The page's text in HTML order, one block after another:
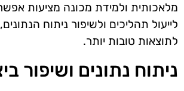
מלאכותית ולמידת מכונה מציעות
לייעול תהליכים ולשיפור ניתוח
לתוצאות טובות יותר.
ניתוח נתונים ושיפור